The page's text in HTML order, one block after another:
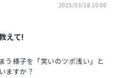
2025/03/18 10:00
えて!
う様子を「笑いのツボ浅い」と
ますか？